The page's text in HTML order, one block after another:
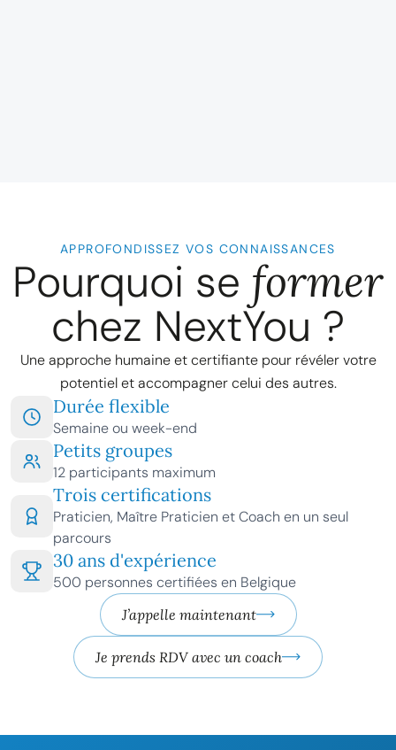
APPROFONDISSEZ VOS CONNAISSANCES
Pourquoi se former
chez NextYou ?
Une approche humaine et certifiante pour révéler votre
potentiel et accompagner celui des autres.
Durée flexible
Semaine ou week-end
Petits groupes
12 participants maximum
Trois certifications
Praticien, Maître Praticien et Coach en un seul
parcours
30 ans d'expérience
500 personnes certifiées en Belgique
J’appelle maintenant
Je prends RDV avec un coach